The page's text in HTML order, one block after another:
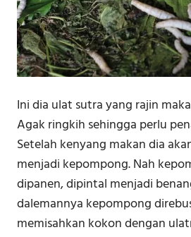
Ini dia ulat sutra yang rajin
Agak ringkih sehingga perlu
Setelah kenyang makan dia
menjadi kepompong. Nah
dipanen, dipintal menjadi
dalemannya kepompong
memisahkan kokon dengan